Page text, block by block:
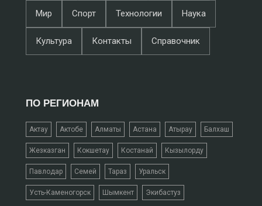
Мир Спорт Технологии Наука
Культура Контакты Справочник
ПО РЕГИОНАМ
Актау Актобе Алматы Астана Атырау Балхаш
Жезказган Кокшетау Костанай Кызылорду
Павлодар Семей Тараз Уральск
Усть-Каменогорск Шымкент Экибастуз